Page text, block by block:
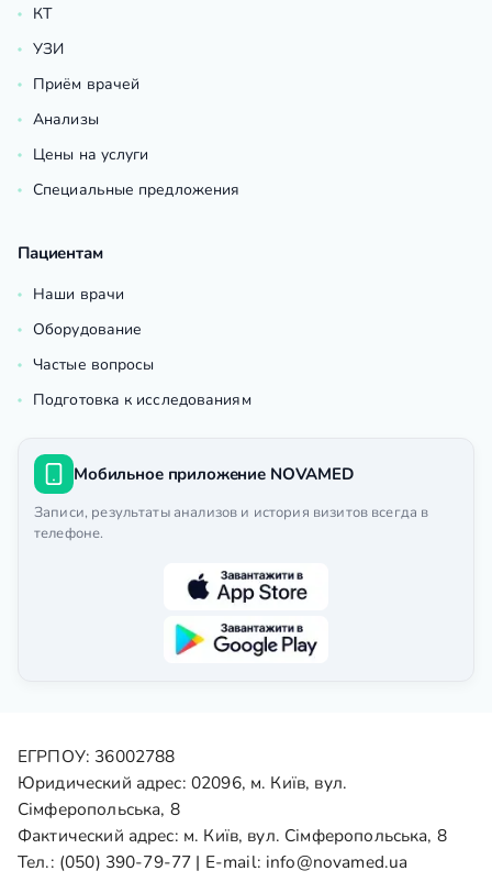
КТ
УЗИ
Приём врачей
Анализы
Цены на услуги
Специальные предложения
Пациентам
Наши врачи
Оборудование
Частые вопросы
Подготовка к исследованиям
Мобильное приложение NOVAMED
Записи, результаты анализов и история визитов всегда в
телефоне.
ЕГРПОУ: 36002788
Юридический адрес: 02096, м. Київ, вул.
Сімферопольська, 8
Фактический адрес: м. Київ, вул. Сімферопольська, 8
Тел.: (050) 390-79-77 | E-mail: info@novamed.ua